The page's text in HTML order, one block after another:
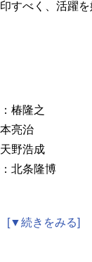
ツ：天野浩成...
すべく、活躍を
椿隆之
亮治
野浩成
北条隆博